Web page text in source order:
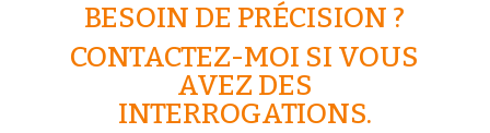
BESOIN DE PRÉCISION ?
CONTACTEZ-MOI SI VOUS
AVEZ DES
INTERROGATIONS.